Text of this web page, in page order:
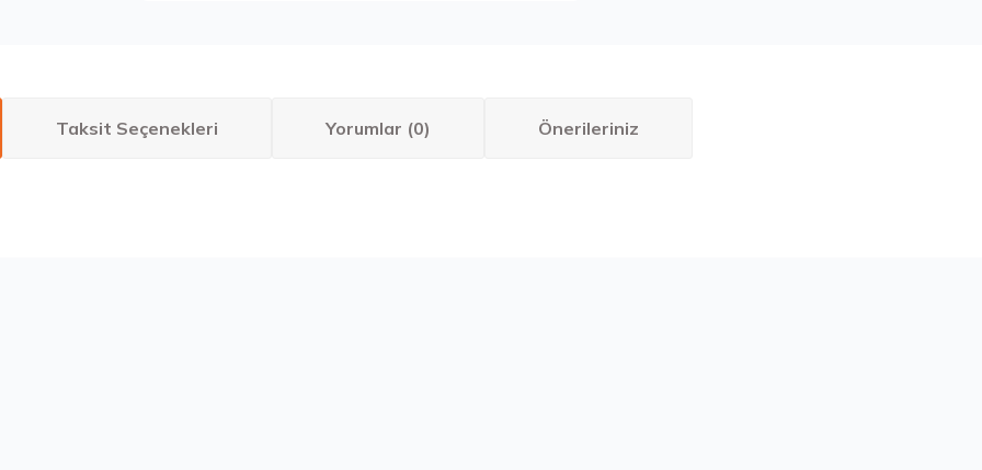
Taksit Seçenekleri Yorumlar (0) Önerileriniz